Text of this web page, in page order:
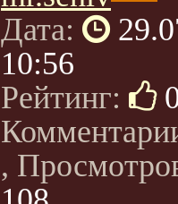
Дата:
10:56
Рейтинг:
,